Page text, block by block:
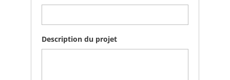
Description du projet